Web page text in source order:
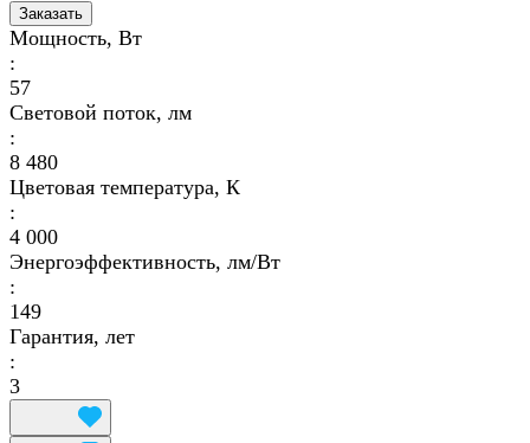
Заказать
Мощность, Вт
:
57
Световой поток, лм
:
8 480
Цветовая температура, К
:
4 000
Энергоэффективность, лм/Вт
:
149
Гарантия, лет
:
3